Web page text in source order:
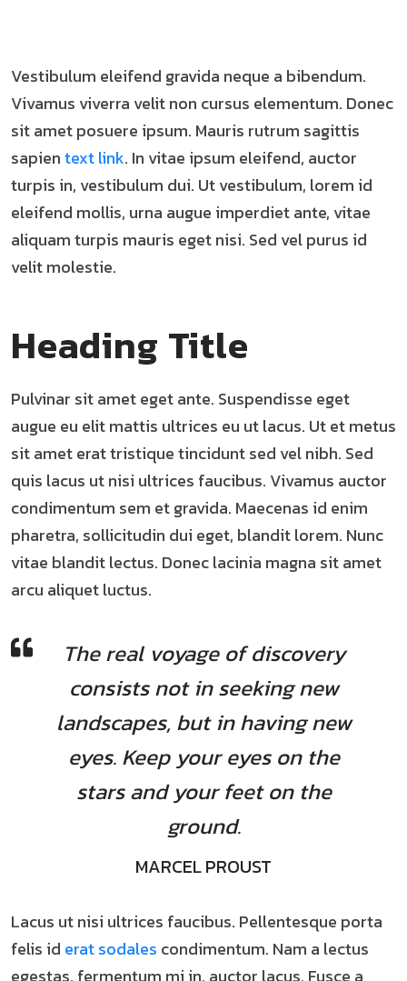
Vestibulum eleifend gravida neque a bibendum.
Vivamus viverra velit non cursus elementum. Donec
sit amet posuere ipsum. Mauris rutrum sagittis
sapientext link. In vitae ipsum eleifend, auctor
turpis in, vestibulum dui. Ut vestibulum, lorem id
eleifend mollis, urna augue imperdiet ante, vitae
aliquam turpis mauris eget nisi. Sed vel purus id
velit molestie.
Heading Title
Pulvinar sit amet eget ante. Suspendisse eget
augue eu elit mattis ultrices eu ut lacus. Ut et metus
sit amet erat tristique tincidunt sed vel nibh. Sed
quis lacus ut nisi ultrices faucibus. Vivamus auctor
condimentum sem et gravida. Maecenas id enim
pharetra, sollicitudin dui eget, blandit lorem. Nunc
vitae blandit lectus. Donec lacinia magna sit amet
arcu aliquet luctus.
The real voyage of discovery
consists not in seeking new
landscapes, but in having new
eyes. Keep your eyes on the
stars and your feet on the
ground.
MARCEL PROUST
Lacus ut nisi ultrices faucibus. Pellentesque porta
felis id erat sodales condimentum. Nam a lectus
egestas, fermentum mi in, auctor lacus. Fusce a